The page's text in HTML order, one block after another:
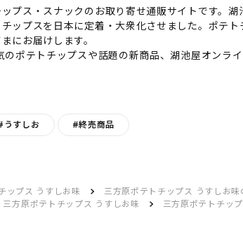
プス・スナックのお取り寄せ通販サイトです。
ップスを日本に定着・大衆化させました。ポテ
にお届けします。
ポテトチップスや話題の新商品、湖池屋オンラ
うすしお #終売商品
ップス うすしお味 三方原ポテトチップス うすしお
三方原ポテトチップス うすしお味 三方原ポテトチッ